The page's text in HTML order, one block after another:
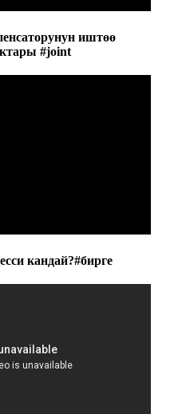
иштөө
#joint
кандай?#бирге